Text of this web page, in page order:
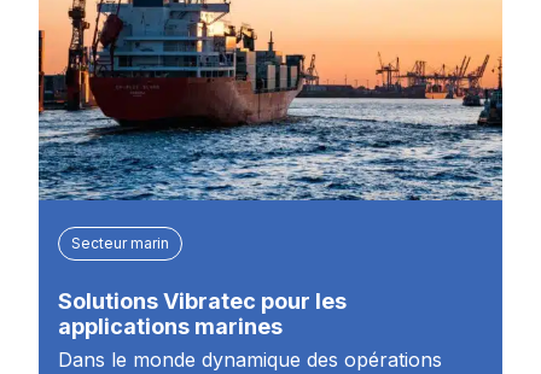
Secteur marin
Solutions Vibratec pour les
applications marines
Dans le monde dynamique des opérations